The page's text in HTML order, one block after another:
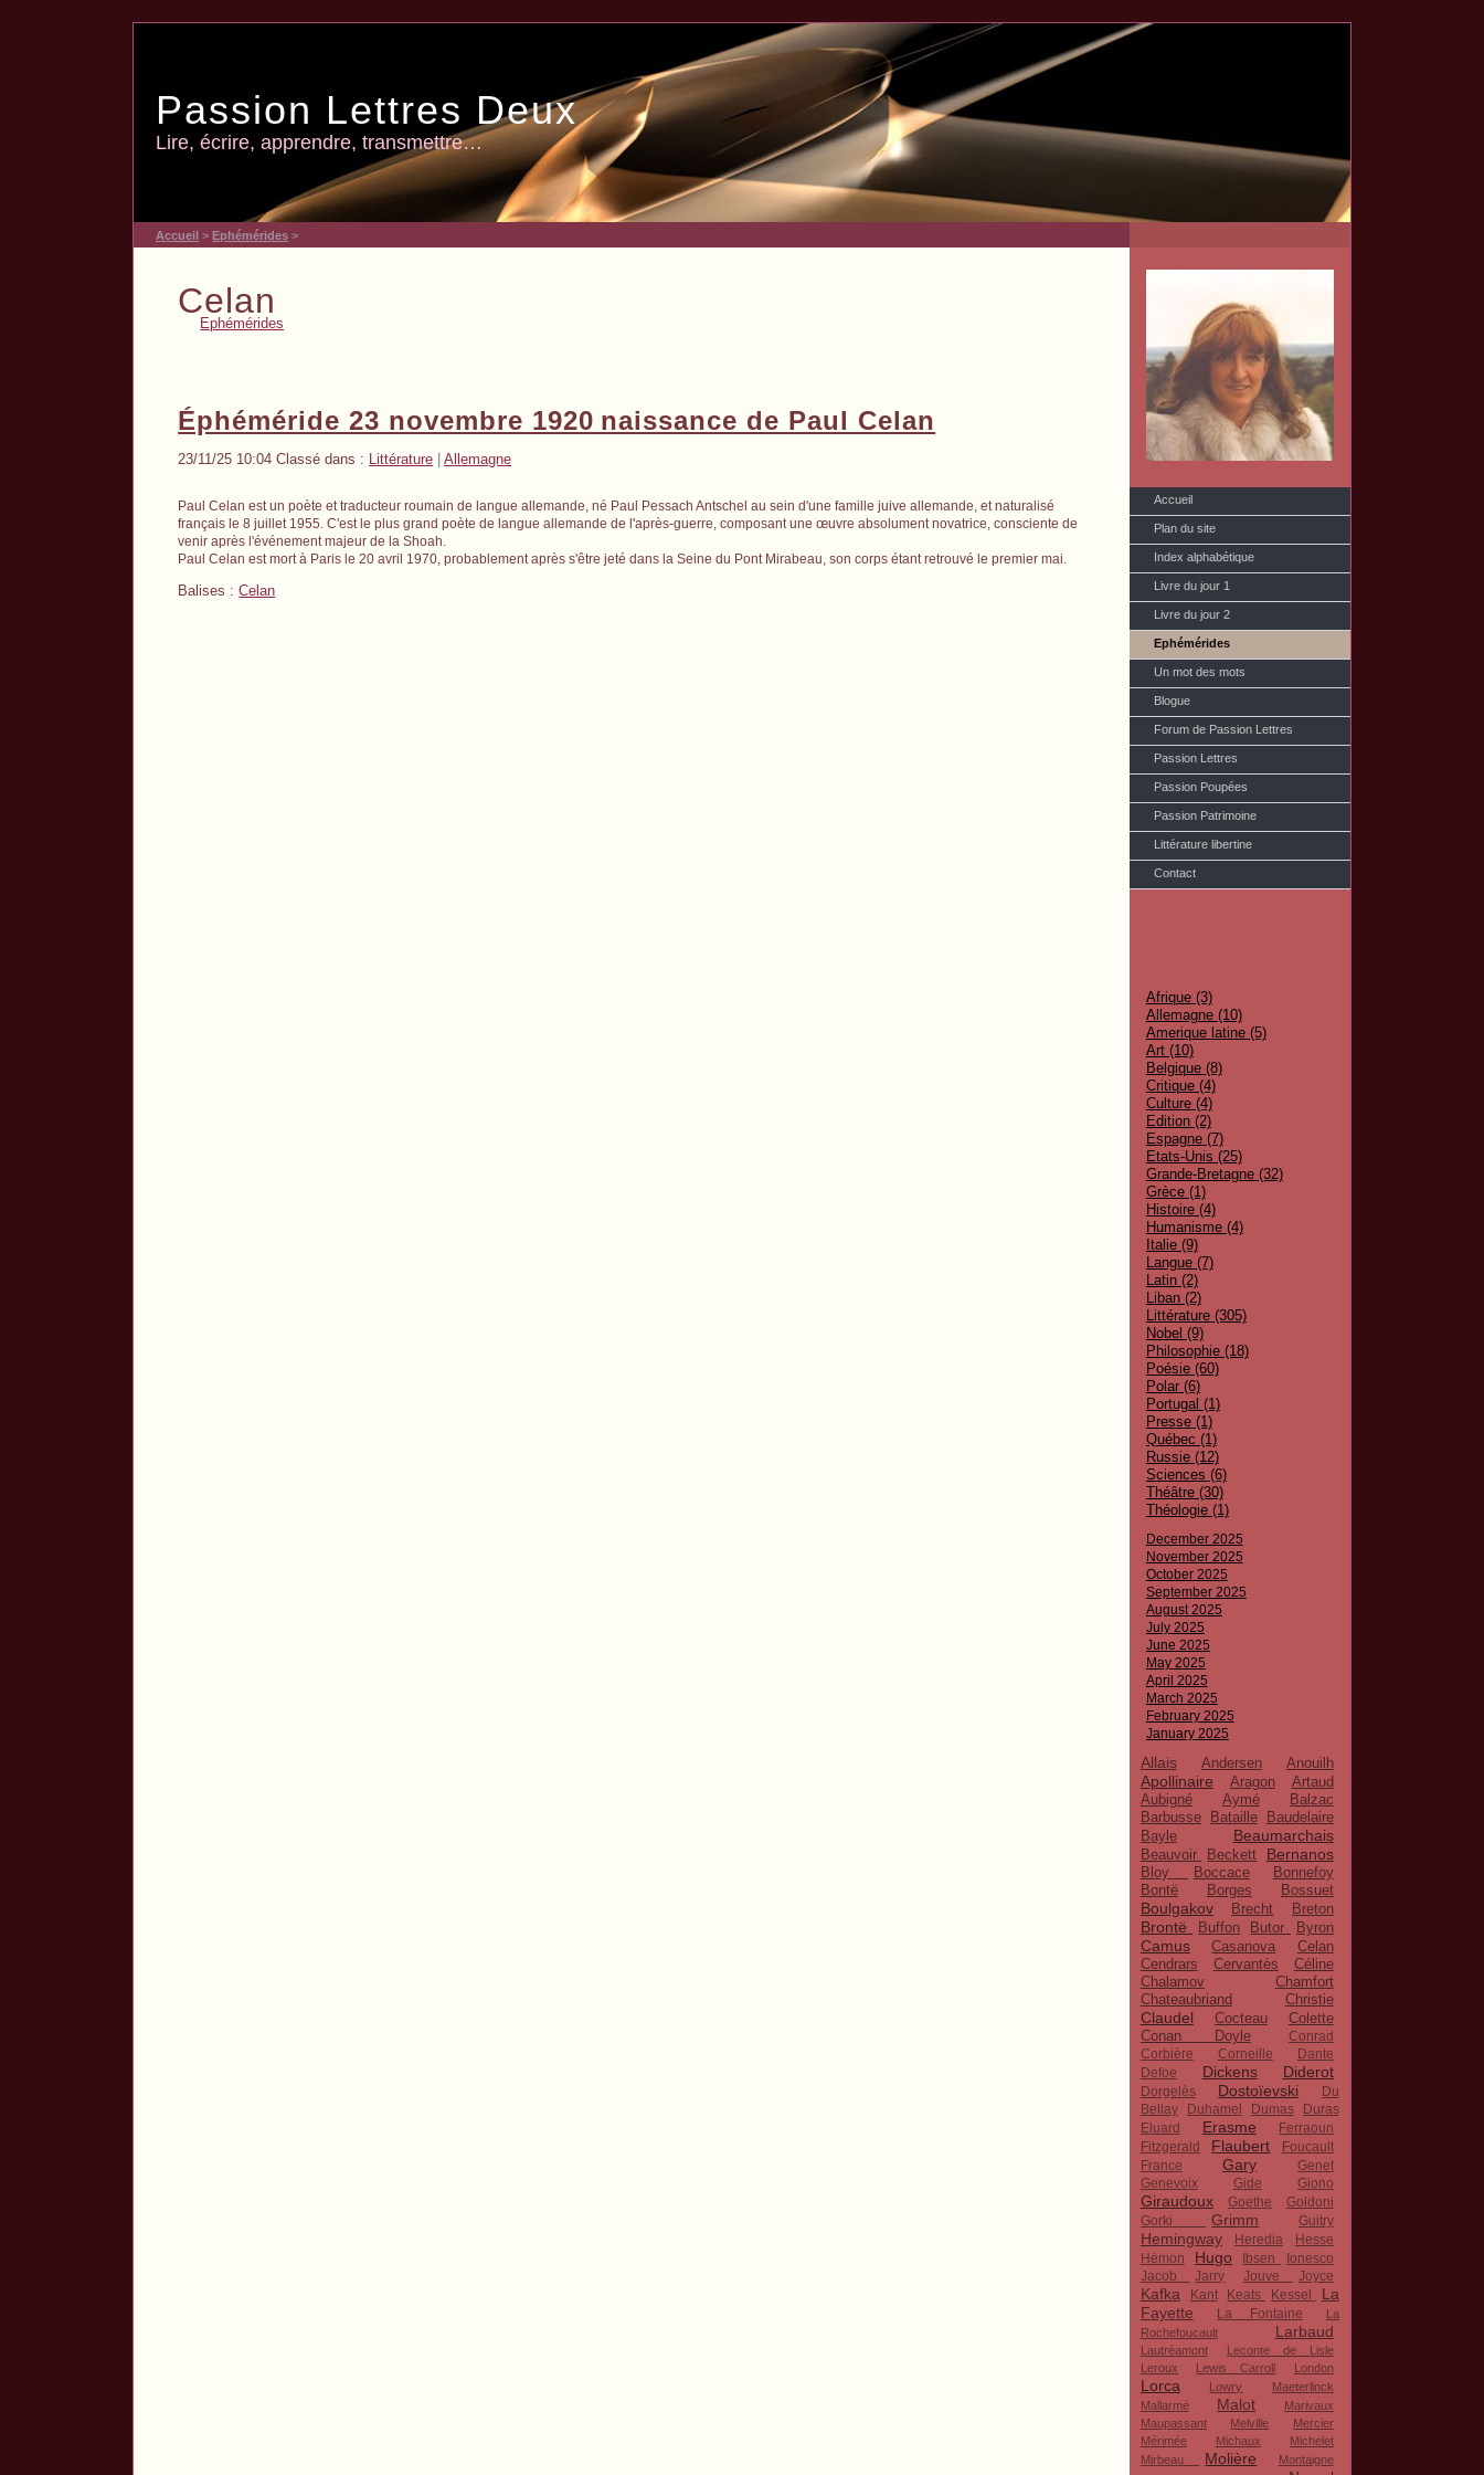
Passion Lettres Deux
Lire, écrire, apprendre, transmettre…
Accueil
Plan du site
Index alphabétique
Livre du jour 1
Livre du jour 2
Ephémérides
Un mot des mots
Blogue
Forum de Passion Lettres
Passion Lettres
Passion Poupées
Passion Patrimoine
Littérature libertine
Contact
Afrique (3)
Allemagne (10)
Amerique latine (5)
Art (10)
Belgique (8)
Critique (4)
Culture (4)
Edition (2)
Espagne (7)
Etats-Unis (25)
Grande-Bretagne (32)
Grèce (1)
Histoire (4)
Humanisme (4)
Italie (9)
Langue (7)
Latin (2)
Liban (2)
Littérature (305)
Nobel (9)
Philosophie (18)
Poésie (60)
Polar (6)
Portugal (1)
Presse (1)
Québec (1)
Russie (12)
Sciences (6)
Théâtre (30)
Théologie (1)
December 2025
November 2025
October 2025
September 2025
August 2025
July 2025
June 2025
May 2025
April 2025
March 2025
February 2025
January 2025
Allais Andersen Anouilh
Apollinaire Aragon
Artaud
Aubigné
Aymé
Balzac
Barbusse
Bataille
Baudelaire
Bayle
Beaumarchais
Beauvoir Beckett Bernanos
Bloy Boccace
Bonnefoy
Bontë
Borges Bossuet
Boulgakov Brecht Breton
Brontë Buffon Butor Byron
Camus Casanova
Celan
Cendrars
Cervantès
Céline
Chalamov
Chamfort
Chateaubriand
Christie
Claudel Cocteau
Colette
Conan Doyle
Conrad
Corbière
Corneille
Dante
Defoe
Dickens Diderot
Dorgelès Dostoïevski
Du
Bellay
Duhamel Dumas
Duras
Eluard
Erasme
Ferraoun
Fitzgerald
Flaubert
Foucault
France
Gary
Genet
Genevoix
Gide Giono
Giraudoux Goethe
Goldoni
Gorki
Grimm Guitry
Hemingway Heredia
Hesse
Hémon
Hugo Ibsen
Ionesco
Jacob
Jarry Jouve Joyce
Kafka Kant Keats Kessel
La
Fayette
La Fontaine
La
Rochefoucault
Larbaud
Lautréamont
Leconte de Lisle
Leroux
Lewis Carroll London
Lorca Lowry
Maeterlinck
Mallarmé
Malot
Marivaux
Maupassant
Melville
Mercier
Mérimée
Michaux
Michelet
Mirbeau
Molière Montaigne
Accueil >Ephémérides >
Celan
Ephémérides
Éphéméride 23 novembre 1920 naissance de Paul Celan
23/11/25 10:04 Classé dans : Littérature |Allemagne
Paul Celan est un poète et traducteur roumain de langue allemande, né Paul Pessach Antschel au sein d'une famille juive allemande, et naturalisé
français le 8 juillet 1955. C'est le plus grand poète de langue allemande de l'après-guerre, composant une œuvre absolument novatrice, consciente de
venir après l'événement majeur de la Shoah.
Paul Celan est mort à Paris le 20 avril 1970, probablement après s'être jeté dans la Seine du Pont Mirabeau, son corps étant retrouvé le premier mai.
Balises :Celan